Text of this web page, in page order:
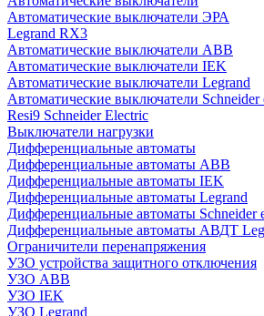
Автоматические выключатели ЭРА
Legrand RX3
Автоматические выключатели ABB
Автоматические выключатели IEK
Автоматические выключатели Legrand
Автоматические выключатели Schneider
Resi9 Schneider Electric
Выключатели нагрузки
Дифференциальные автоматы
Дифференциальные автоматы ABB
Дифференциальные автоматы IEK
Дифференциальные автоматы Legrand
Дифференциальные автоматы Schneider
Дифференциальные автоматы АВДТ
Ограничители перенапряжения
УЗО устройства защитного отключения
УЗО ABB
УЗО IEK
УЗО Legrand